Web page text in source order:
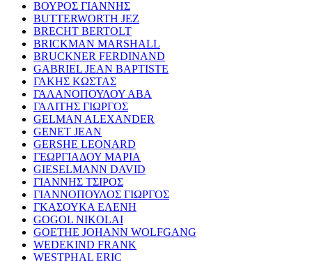
ΒΟΥΡΟΣ ΓΙΑΝΝΗΣ
BUTTERWORTH JEZ
BRECHT BERTOLT
BRICKMAN MARSHALL
BRUCKNER FERDINAND
GABRIEL JEAN BAPTISTE
ΓΑΚΗΣ ΚΩΣΤΑΣ
ΓΑΛΑΝΟΠΟΥΛΟΥ ΑΒΑ
ΓΑΛΙΤΗΣ ΓΙΩΡΓΟΣ
GELMAN ALEXANDER
GENET JEAN
GERSHE LEONARD
ΓΕΩΡΓΙΑΔΟΥ ΜΑΡΙΑ
GIESELMANN DAVID
ΓΙΑΝΝΗΣ ΤΣΙΡΟΣ
ΓΙΑΝΝΟΠΟΥΛΟΣ ΓΙΩΡΓΟΣ
ΓΚΑΣΟΥΚΑ ΕΛΕΝΗ
GOGOL NIKOLAI
GOETHE JOHANN WOLFGANG
WEDEKIND FRANK
WESTPHAL ERIC